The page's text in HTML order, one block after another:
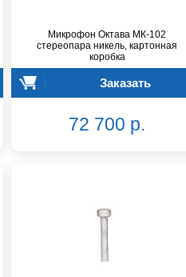
Микрофон Октава МК-102
стереопара никель, картонная
коробка
Заказать
72 700 р.